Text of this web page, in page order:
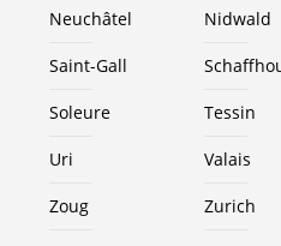
Neuchâtel Nidwald
Saint-Gall
Soleure Tessin
Uri Valais
Zoug Zurich